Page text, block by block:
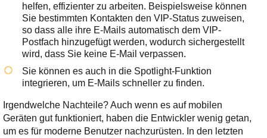
helfen, effizienter zu arbeiten. Beispielsweise können
Sie bestimmten Kontakten den VIP-Status zuweisen,
so dass alle ihre E-Mails automatisch dem VIP-
Postfach hinzugefügt werden, wodurch sichergestellt
wird, dass Sie keine E-Mail verpassen.
Sie können es auch in die Spotlight-Funktion
integrieren, um E-Mails schneller zu finden.
Irgendwelche Nachteile? Auch wenn es auf mobilen
Geräten gut funktioniert, haben die Entwickler wenig getan,
um es für moderne Benutzer nachzurüsten. In den letzten